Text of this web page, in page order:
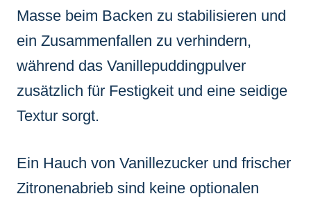
Masse beim Backen zu stabilisieren und
ein Zusammenfallen zu verhindern,
während das Vanillepuddingpulver
zusätzlich für Festigkeit und eine seidige
Textur sorgt.
Ein Hauch von Vanillezucker und frischer
Zitronenabrieb sind keine optionalen